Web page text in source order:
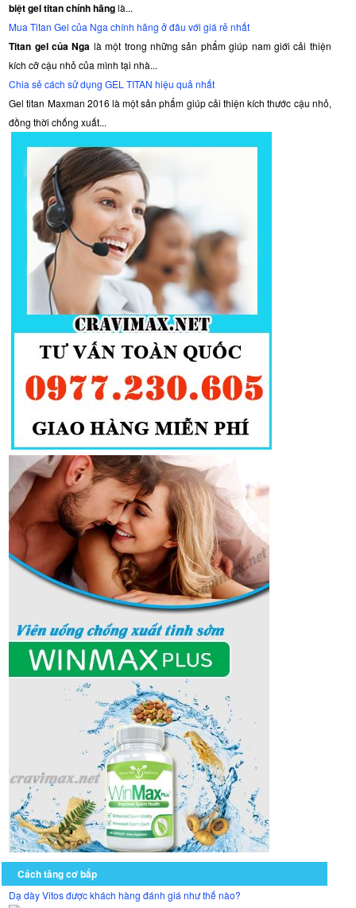
biệt gel titan chính hãnglà...
Mua Titan Gel của Nga chính hãng ở đâu với giá rẻ nhất
Titan gel của Nga là một trong những sản phẩm giúp nam giới cải thiện
kích cỡ cậu nhỏ của mình tại nhà...
Chia sẻ cách sử dụng GEL TITAN hiệu quả nhất
Gel titan Maxman 2016 là một sản phẩm giúp cải thiện kích thước cậu nhỏ,
đồng thời chống xuất...
Cách tăng cơ bắp
Dạ dày Vitos được khách hàng đánh giá như thế nào?